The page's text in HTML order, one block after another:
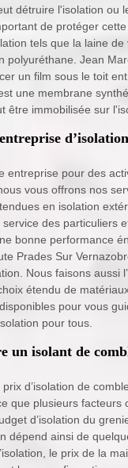
détruire l'isolation ou
de protéger
tels que la laine de
polyuréthane. Jean
un film sous le toit
une membrane
être immobilisée sur
entreprise pour des
vous offrons nos
en isolation
des particuliers
bonne performance
Prades Sur
Nous faisons aussi
étendu de
pour vous
pour tous.
un isolant de
d’isolation de
que plusieurs facteurs
d’isolation du
dépend ainsi de
le prix de la